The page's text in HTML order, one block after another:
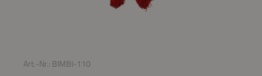
Art.-Nr.: BIMBI-110